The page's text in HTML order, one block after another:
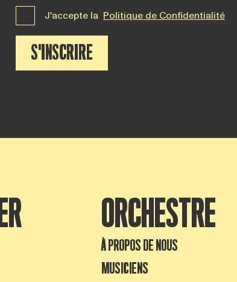
J'accepte la Politique de Confidentialité
S'INSCRIRE
ORCHESTRE
À PROPOS DE NOUS
MUSICIENS